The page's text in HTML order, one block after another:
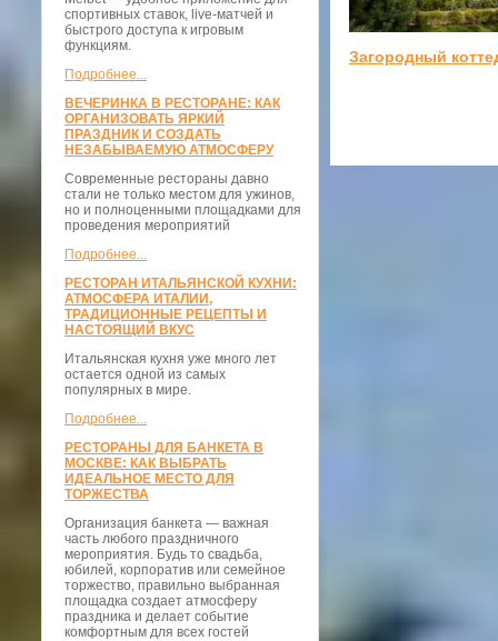
спортивных ставок, live-матчей и
быстрого доступа к игровым
функциям.
Подробнее...
ВЕЧЕРИНКА В РЕСТОРАНЕ: КАК
ОРГАНИЗОВАТЬ ЯРКИЙ
ПРАЗДНИК И СОЗДАТЬ
НЕЗАБЫВАЕМУЮ АТМОСФЕРУ
Современные рестораны давно
стали не только местом для ужинов,
но и полноценными площадками для
проведения мероприятий
Подробнее...
РЕСТОРАН ИТАЛЬЯНСКОЙ КУХНИ:
АТМОСФЕРА ИТАЛИИ,
ТРАДИЦИОННЫЕ РЕЦЕПТЫ И
НАСТОЯЩИЙ ВКУС
Итальянская кухня уже много лет
остается одной из самых
популярных в мире.
Подробнее...
РЕСТОРАНЫ ДЛЯ БАНКЕТА В
МОСКВЕ: КАК ВЫБРАТЬ
ИДЕАЛЬНОЕ МЕСТО ДЛЯ
ТОРЖЕСТВА
Организация банкета — важная
часть любого праздничного
мероприятия. Будь то свадьба,
юбилей, корпоратив или семейное
торжество, правильно выбранная
площадка создает атмосферу
праздника и делает событие
комфортным для всех гостей
Загородный